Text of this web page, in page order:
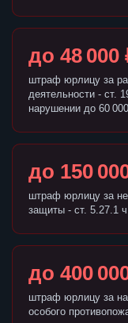
до 48 000
штраф юрлицу за
деятельности - ст.
нарушении до 60
до 150
штраф юрлицу за
защиты - ст. 5.27.1
до 400
штраф юрлицу за
особого